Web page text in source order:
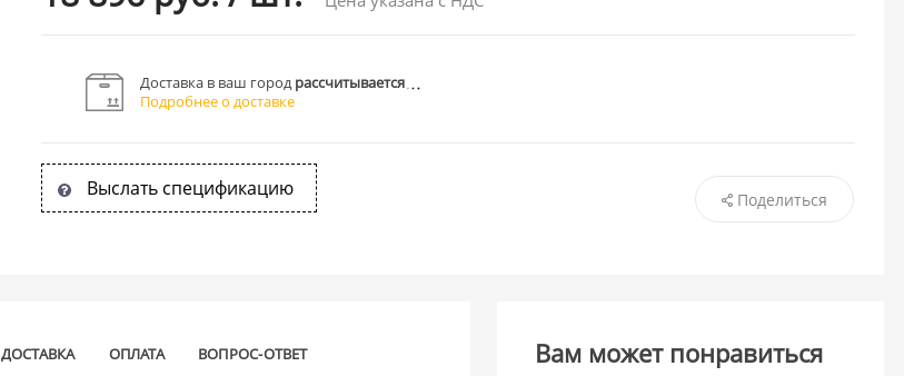
Доставка в ваш городрассчитывается
Подробнее о доставке
Выслать спецификацию Поделиться
ДОСТАВКА ОПЛАТА ВОПРОС-ОТВЕТ Вам может понравиться